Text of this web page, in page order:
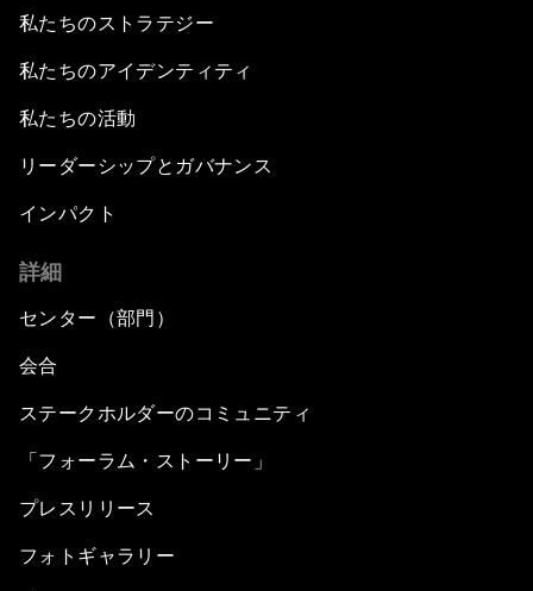
私たちのストラテジー
私たちのアイデンティティ
私たちの活動
リーダーシップとガバナンス
インパクト
詳細
センター（部門）
会合
ステークホルダーのコミュニティ
「フォーラム・ストーリー」
プレスリリース
フォトギャラリー